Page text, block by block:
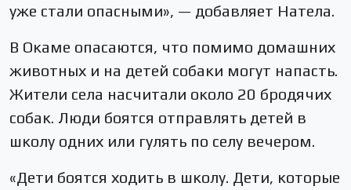
уже стали опасными», — добавляет Натела.
В Окаме опасаются, что помимо домашних
животных и на детей собаки могут напасть.
Жители села насчитали около 20 бродячих
собак. Люди боятся отправлять детей в
школу одних или гулять по селу вечером.
«Дети боятся ходить в школу. Дети, которые